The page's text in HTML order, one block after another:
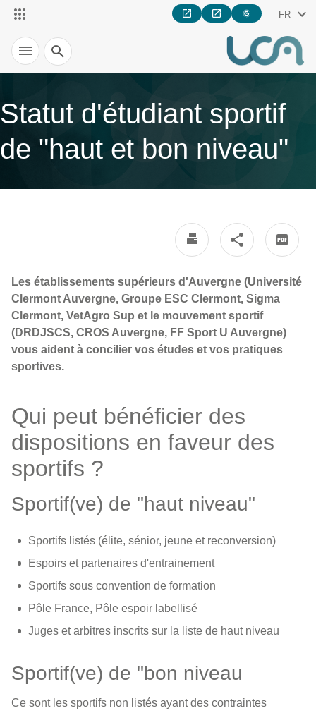
FR
Recherche
Statut d'étudiant sportif
de "haut et bon niveau"
Les établissements supérieurs d'Auvergne (Université
Clermont Auvergne, Groupe ESC Clermont, Sigma
Clermont, VetAgro Sup et le mouvement sportif
(DRDJSCS, CROS Auvergne, FF Sport U Auvergne)
vous aident à concilier vos études et vos pratiques
sportives.
Qui peut bénéficier des
dispositions en faveur des
sportifs ?
Sportif(ve) de "haut niveau"
Sportifs listés (élite, sénior, jeune et reconversion)
Espoirs et partenaires d'entrainement
Sportifs sous convention de formation
Pôle France, Pôle espoir labellisé
Juges et arbitres inscrits sur la liste de haut niveau
Sportif(ve) de "bon niveau
Ce sont les sportifs non listés ayant des contraintes